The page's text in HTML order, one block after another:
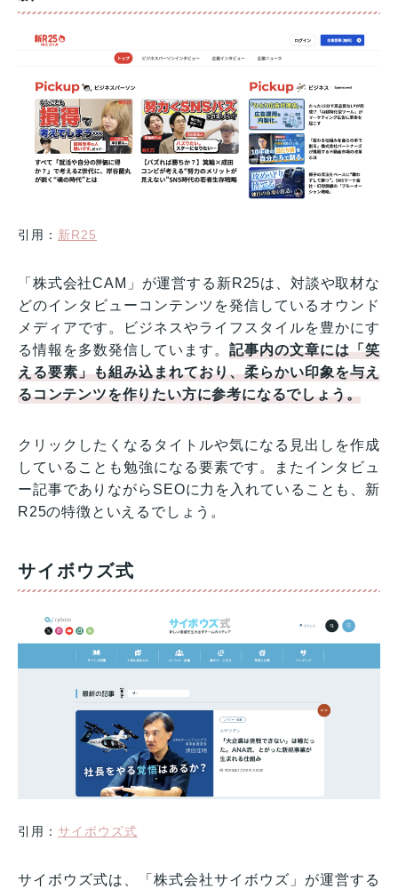
引用： 新R25
「株式会社CAM」が運営する新R25は、対談や取材な
どのインタビューコンテンツを発信しているオウンド
メディアです。ビジネスやライフスタイルを豊かにす
る情報を多数発信しています。記事内の文章には「笑
える要素」も組み込まれており、柔らかい印象を与え
るコンテンツを作りたい方に参考になるでしょう。
クリックしたくなるタイトルや気になる見出しを作成
していることも勉強になる要素です。またインタビュ
ー記事でありながらSEOに力を入れていることも、新
R25の特徴といえるでしょう。
サイボウズ式
引用： サイボウズ式
サイボウズ式は、「株式会社サイボウズ」が運営する